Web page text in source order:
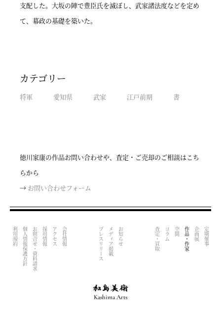
支配した。大坂の陣で豊臣氏を滅ぼし、武家諸法度などを定め
て、幕政の基礎を築いた。
カテゴリー
将軍 愛知県 武家 江戸前期 書
徳川家康の作品お問い合わせや、査定・ご売却のご相談はこち
らから
→ お問い合わせフォーム
定期催事
企画展
作品・作家
空間
コラム
査定・買取
お知らせ
メディア掲載
プレスリリース
会社情報
アクセス
採用情報
お問合せ・資料請求
個人情報保護方針
利用規約
Kashima Arts